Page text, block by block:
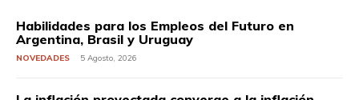
Habilidades para los Empleos del Futuro en
Argentina, Brasil y Uruguay
NOVEDADES 5 Agosto, 2026